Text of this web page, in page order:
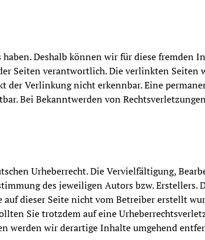
Deshalb können wir für diese fremden
Seiten verantwortlich. Die verlinkten Seiten
der Verlinkung nicht erkennbar. Eine
Bei Bekanntwerden von
Urheberrecht. Die Vervielfältigung,
des jeweiligen Autors bzw. Erstellers.
dieser Seite nicht vom Betreiber erstellt
Sie trotzdem auf eine
werden wir derartige Inhalte umgehend